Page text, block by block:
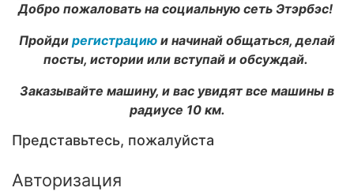
Добро пожаловать на социальную сеть Этэрбэс!
Пройди регистрацию и начинай общаться, делай
посты, истории или вступай и обсуждай.
Заказывайте машину, и вас увидят все машины в
радиусе 10 км.
Представьтесь, пожалуйста
Авторизация